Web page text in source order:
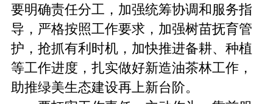
要明确责任分工，加强统筹协调和服务指
导，严格按照工作要求，加强树苗抚育管
护，抢抓有利时机，加快推进备耕、种植
等工作进度，扎实做好新造油茶林工作，
助推绿美生态建设再上新台阶。